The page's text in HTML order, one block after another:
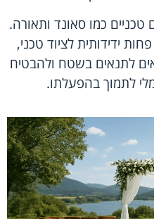
טכניים כמו סאונד ותאורה.
ידידותית לציוד טכני,
לתנאים בשטח ולהבטיח
לתמוך בהפעלתו.